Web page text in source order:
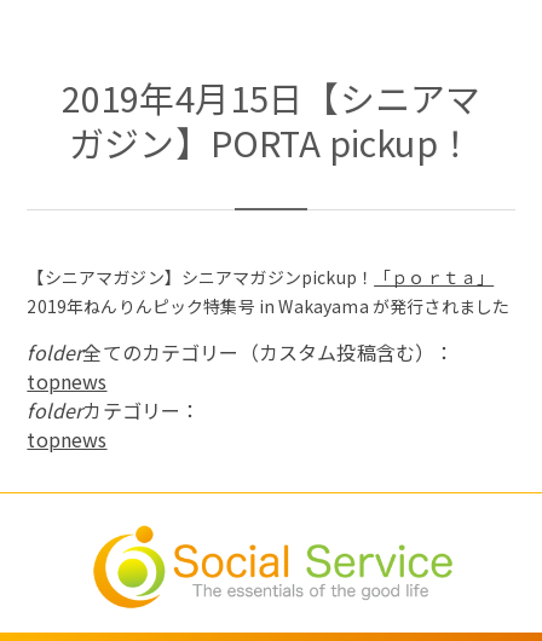
2019年4月15日【シニアマ
ガジン】PORTA pickup！
【シニアマガジン】シニアマガジンpickup！
「ｐｏｒｔａ」
2019年ねんりんピック特集号 in Wakayama が発行されました
folder全てのカテゴリー（カスタム投稿含む）：
topnews
folderカテゴリー：
topnews